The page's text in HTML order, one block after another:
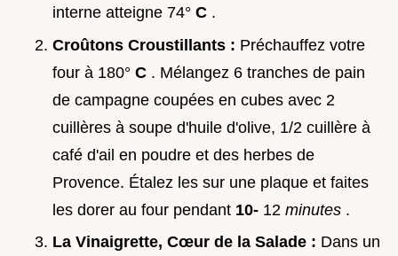
interne atteigne 74° C .
Croûtons Croustillants : Préchauffez votre
four à 180° C . Mélangez 6 tranches de pain
de campagne coupées en cubes avec 2
cuillères à soupe d'huile d'olive, 1/2 cuillère à
café d'ail en poudre et des herbes de
Provence. Étalez les sur une plaque et faites
les dorer au four pendant 10- 12 minutes .
La Vinaigrette, Cœur de la Salade : Dans un